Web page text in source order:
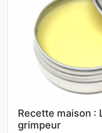
Recette maison :
grimpeur